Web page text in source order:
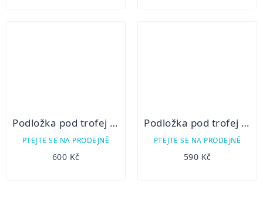
Podložka pod trofej - Velký srnec
PTEJTE SE NA PRODEJNĚ
600 Kč
Podložka pod trofej - Srnec I
PTEJTE SE NA PRODEJNĚ
590 Kč